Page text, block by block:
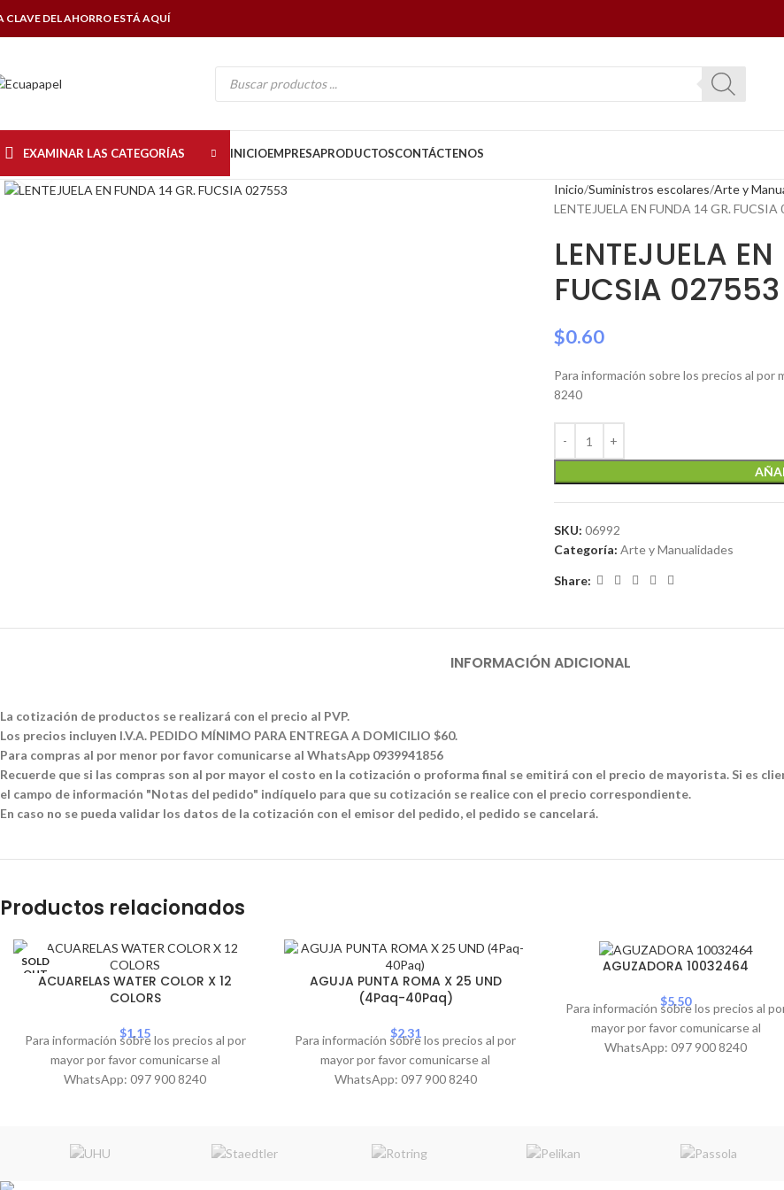
CLAVE DEL AHORRO ESTÁ AQUÍ
EXAMINAR LAS CATEGORÍAS INICIOEMPRESAPRODUCTOSCONTÁCTENOS
Inicio Suministros escolares Arte y
LENTEJUELA EN FUNDA 14 GR. FUCSIA
LENTEJUELA
FUCSIA 027553
$0.60
Para información sobre los precios al
8240
SKU: 06992
Categoría: Arte y Manualidades
Share:
INFORMACIÓN ADICIONAL
La cotización de productos se realizará con el precio al PVP.
Los precios incluyen I.V.A. PEDIDO MÍNIMO PARA ENTREGA A DOMICILIO $60.
Para compras al por menor por favor comunicarse al WhatsApp 0939941856
Recuerde que si las compras son al por mayor el costo en la cotización o proforma final se emitirá con el precio de mayorista. Si es
el campo de información "Notas del pedido" indíquelo para que su cotización se realice con el precio correspondiente.
En caso no se pueda validar los datos de la cotización con el emisor del pedido, el pedido se cancelará.
Productos relacionados
SOLD
OUTACUARELAS WATER COLOR X 12
COLORS
$1.15
Para información sobre los precios al por
mayor por favor comunicarse al
WhatsApp: 097 900 8240
AGUJA PUNTA ROMA X 25 UND
(4Paq-40Paq)
$2.31
Para información sobre los precios al por
mayor por favor comunicarse al
WhatsApp: 097 900 8240
AGUZADORA 10032464
$5.50
Para información sobre los precios al
mayor por favor comunicarse al
WhatsApp: 097 900 8240